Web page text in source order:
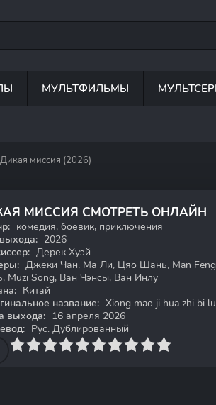
МУЛЬТФИЛЬМЫ
миссия (2026)
МИССИЯ СМОТРЕТЬ ОНЛАЙН
комедия, боевик, приключения
2026
Дерек Хуэй
Джеки Чан, Ма Ли, Цяо Шань, Man
Muzi Song, Ван Чэнсы, Ван Инлу
Китай
название: Xiong mao ji hua zhi bi
выхода: 16 апреля 2026
Рус. Дублированный
6 7 8 9 10